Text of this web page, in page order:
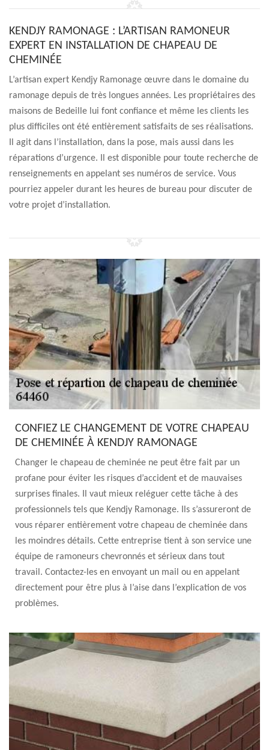
KENDJY RAMONAGE : L’ARTISAN RAMONEUR
EXPERT EN INSTALLATION DE CHAPEAU DE
CHEMINÉE
L’artisan expert Kendjy Ramonage œuvre dans le domaine du
ramonage depuis de très longues années. Les propriétaires des
maisons de Bedeille lui font confiance et même les clients les
plus difficiles ont été entièrement satisfaits de ses réalisations.
Il agit dans l’installation, dans la pose, mais aussi dans les
réparations d’urgence. Il est disponible pour toute recherche de
renseignements en appelant ses numéros de service. Vous
pourriez appeler durant les heures de bureau pour discuter de
votre projet d’installation.
CONFIEZ LE CHANGEMENT DE VOTRE CHAPEAU
DE CHEMINÉE À KENDJY RAMONAGE
Changer le chapeau de cheminée ne peut être fait par un
profane pour éviter les risques d’accident et de mauvaises
surprises finales. Il vaut mieux reléguer cette tâche à des
professionnels tels que Kendjy Ramonage. Ils s’assureront de
vous réparer entièrement votre chapeau de cheminée dans
les moindres détails. Cette entreprise tient à son service une
équipe de ramoneurs chevronnés et sérieux dans tout
travail. Contactez-les en envoyant un mail ou en appelant
directement pour être plus à l’aise dans l’explication de vos
problèmes.